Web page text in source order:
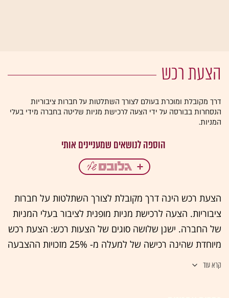
הצעת רכש
דרך מקובלת ומוכרת בעולם לצורך השתלטות על חברות ציבוריות
הנסחרות בבורסה על ידי הצעה לרכישת מניות שליטה בחברה מידי בעלי
המניות.
הצעת רכש הינה דרך מקובלת לצורך השתלטות על חברות
ציבוריות. הצעה לרכישת מניות מופנית לציבור בעלי המניות
של החברה. ישנן שלושה סוגים של הצעות רכש: הצעת רכש
מיוחדת שהינה רכישה של למעלה מ- 25% מזכויות ההצבעה
בחברה ציבורית כאשר אין בעל מניות אחד המחזיק בלמעלה
קרא עוד